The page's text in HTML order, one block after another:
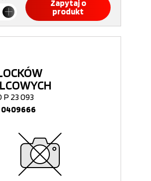
Zapytaj o
produkt
P 23 093
0409666